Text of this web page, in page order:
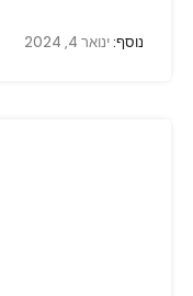
נוסף:ינואר 4, 2024